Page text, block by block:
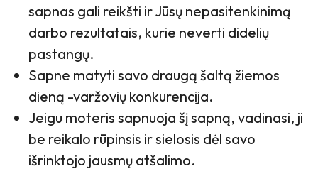
sapnas gali reikšti ir Jūsų nepasitenkinimą
darbo rezultatais, kurie neverti didelių
pastangų.
Sapne matyti savo draugą šaltą žiemos
dieną -varžovių konkurencija.
Jeigu moteris sapnuoja šį sapną, vadinasi, ji
be reikalo rūpinsis ir sielosis dėl savo
išrinktojo jausmų atšalimo.